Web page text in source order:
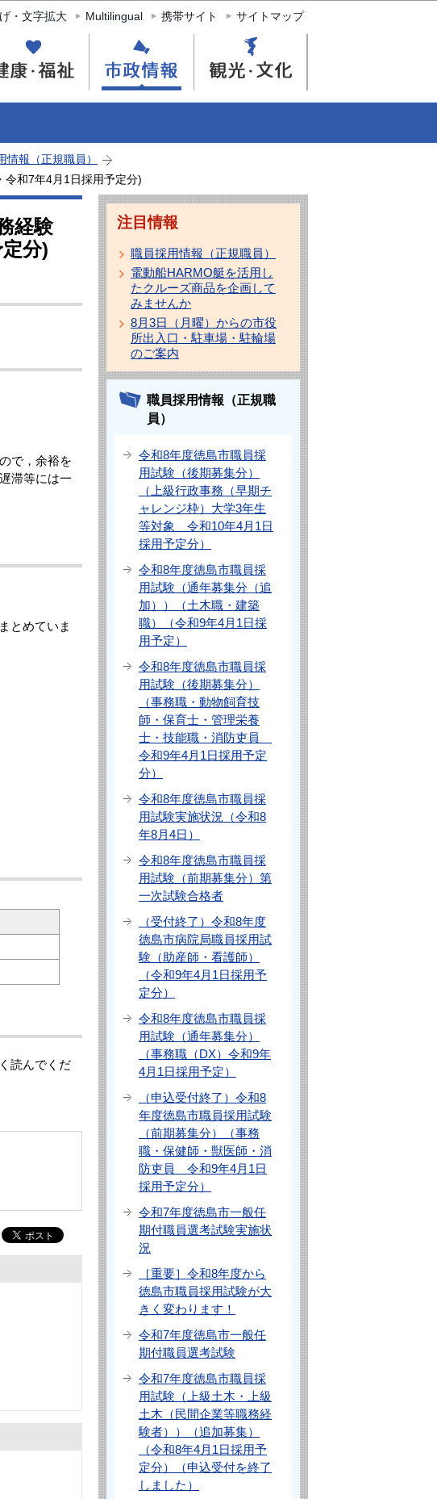
・文字拡大 Multilingual 携帯サイト サイトマップ
情報（正規職員）
和7年4月1日採用予定分)
経験
分)
で，余裕を
滞等には一
とめていま
読んでくだ
注目情報
職員採用情報（正規職員）
電動船HARMO艇を活用し
たクルーズ商品を企画して
みませんか
8月3日（月曜）からの市役
所出入口・駐車場・駐輪場
のご案内
職員採用情報（正規職
員）
令和8年度徳島市職員採
用試験（後期募集分）
（上級行政事務（早期チ
ャレンジ枠）大学3年生
等対象 令和10年4月1日
採用予定分）
令和8年度徳島市職員採
用試験（通年募集分（追
加））（土木職・建築
職）（令和9年4月1日採
用予定）
令和8年度徳島市職員採
用試験（後期募集分）
（事務職・動物飼育技
師・保育士・管理栄養
士・技能職・消防吏員
令和9年4月1日採用予定
分）
令和8年度徳島市職員採
用試験実施状況（令和8
年8月4日）
令和8年度徳島市職員採
用試験（前期募集分）第
一次試験合格者
（受付終了）令和8年度
徳島市病院局職員採用試
験（助産師・看護師）
（令和9年4月1日採用予
定分）
令和8年度徳島市職員採
用試験（通年募集分）
（事務職（DX）令和9年
4月1日採用予定）
（申込受付終了）令和8
年度徳島市職員採用試験
（前期募集分）（事務
職・保健師・獣医師・消
防吏員 令和9年4月1日
採用予定分）
令和7年度徳島市一般任
期付職員選考試験実施状
況
［重要］令和8年度から
徳島市職員採用試験が大
きく変わります！
令和7年度徳島市一般任
期付職員選考試験
令和7年度徳島市職員採
用試験（上級土木・上級
土木（民間企業等職務経
験者））（追加募集）
（令和8年4月1日採用予
定分）（申込受付を終了
しました）